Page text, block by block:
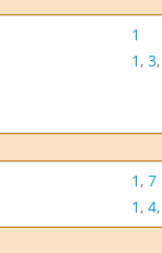
1
1, 3,
1, 7
1, 4,